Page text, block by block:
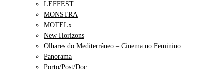
LEFFEST
MONSTRA
MOTELx
New Horizons
Olhares do Mediterrâneo – Cinema no Feminino
Panorama
Porto/Post/Doc